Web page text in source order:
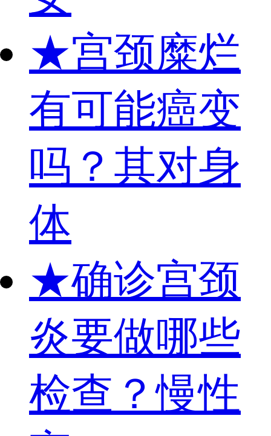
★宫颈糜烂
有可能癌变
吗？其对身
体
★确诊宫颈
炎要做哪些
检查？慢性